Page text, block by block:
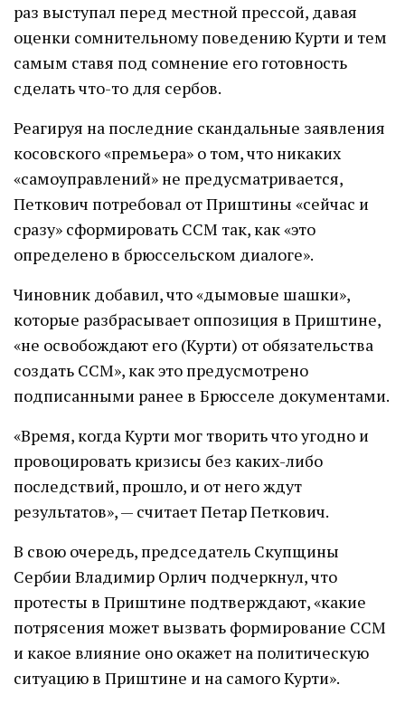
раз выступал перед местной прессой, давая
оценки сомнительному поведению Курти и тем
самым ставя под сомнение его готовность
сделать что-то для сербов.
Реагируя на последние скандальные заявления
косовского «премьера» о том, что никаких
«самоуправлений» не предусматривается,
Петкович потребовал от Приштины «сейчас и
сразу» сформировать ССМ так, как «это
определено в брюссельском диалоге».
Чиновник добавил, что «дымовые шашки»,
которые разбрасывает оппозиция в Приштине,
«не освобождают его (Курти) от обязательства
создать ССМ», как это предусмотрено
подписанными ранее в Брюсселе документами.
«Время, когда Курти мог творить что угодно и
провоцировать кризисы без каких-либо
последствий, прошло, и от него ждут
результатов», — считает Петар Петкович.
В свою очередь, председатель Скупщины
Сербии Владимир Орлич подчеркнул, что
протесты в Приштине подтверждают, «какие
потрясения может вызвать формирование ССМ
и какое влияние оно окажет на политическую
ситуацию в Приштине и на самого Курти».